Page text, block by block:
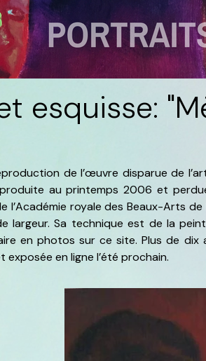
esquisse:
de l’œuvre disparue de
au printemps 2006 et
l’Académie royale des Beaux-Arts
largeur. Sa technique est de la
en photos sur ce site. Plus de
en ligne l’été prochain.